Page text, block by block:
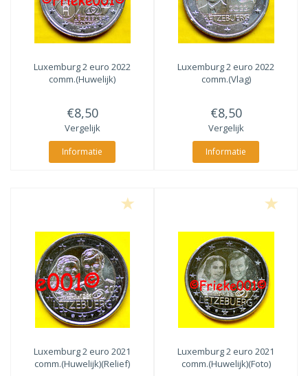
Luxemburg 2 euro 2022
comm.(Huwelijk)
€8,50
Vergelijk
Informatie
Luxemburg 2 euro 2022
comm.(Vlag)
€8,50
Vergelijk
Informatie
Luxemburg 2 euro 2021
comm.(Huwelijk)(Relief)
Luxemburg 2 euro 2021
comm.(Huwelijk)(Foto)